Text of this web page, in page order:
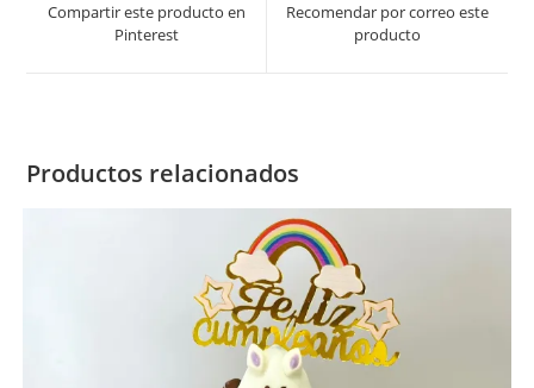
Compartir este producto en
Pinterest
Recomendar por correo este
producto
Productos relacionados